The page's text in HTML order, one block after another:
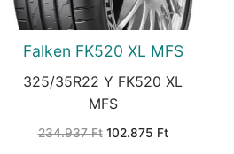
Falken FK520 XL MFS
325/35R22 Y FK520 XL
MFS
234.937Ft Original
102.875 FtCurrent